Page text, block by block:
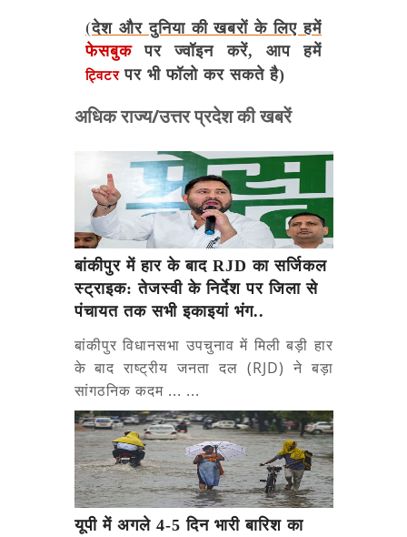
(देश और दुनिया की खबरों के लिए हमें
फेसबुकपर ज्वॉइन करें, आप हमें
ट्विटर पर भी फॉलो कर सकते है)
अधिक राज्य/उत्तर प्रदेश की खबरें
बांकीपुर में हार के बाद RJD का सर्जिकल
स्ट्राइक: तेजस्वी के निर्देश पर जिला से
पंचायत तक सभी इकाइयां भंग..
बांकीपुर विधानसभा उपचुनाव में मिली बड़ी हार
के बाद राष्ट्रीय जनता दल (RJD) ने बड़ा
सांगठनिक कदम ... ...
यूपी में अगले 4-5 दिन भारी बारिश का